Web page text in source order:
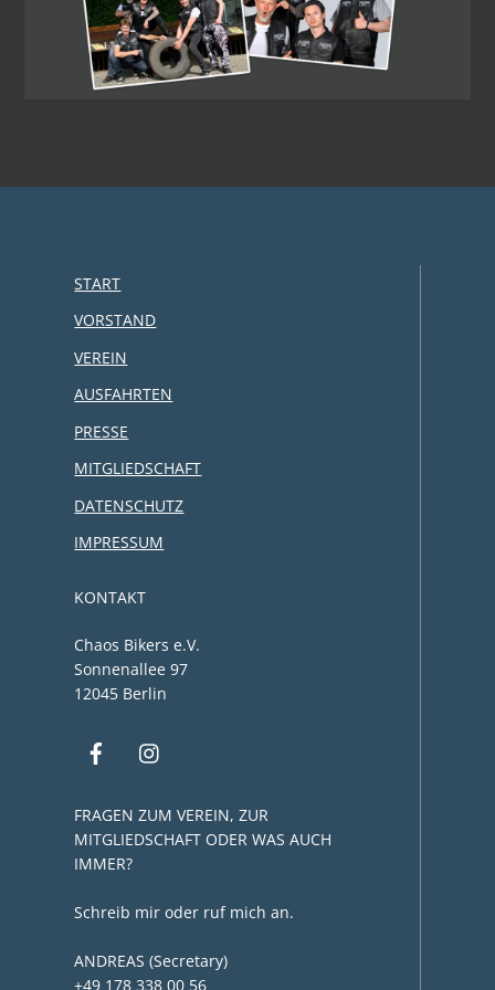
START
VORSTAND
VEREIN
AUSFAHRTEN
PRESSE
MITGLIEDSCHAFT
DATENSCHUTZ
IMPRESSUM
KONTAKT
Chaos Bikers e.V.
Sonnenallee 97
12045 Berlin
FRAGEN ZUM VEREIN, ZUR
MITGLIEDSCHAFT ODER WAS AUCH
IMMER?
Schreib mir oder ruf mich an.
ANDREAS (Secretary)
+49 178 338 00 56